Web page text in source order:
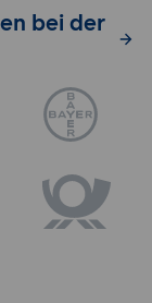
bei der